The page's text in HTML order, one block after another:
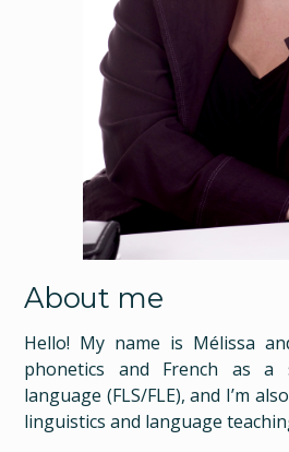
About me
Hello! My name is Mélissa
phonetics and French as a
language (FLS/FLE), and I’m
linguistics and language